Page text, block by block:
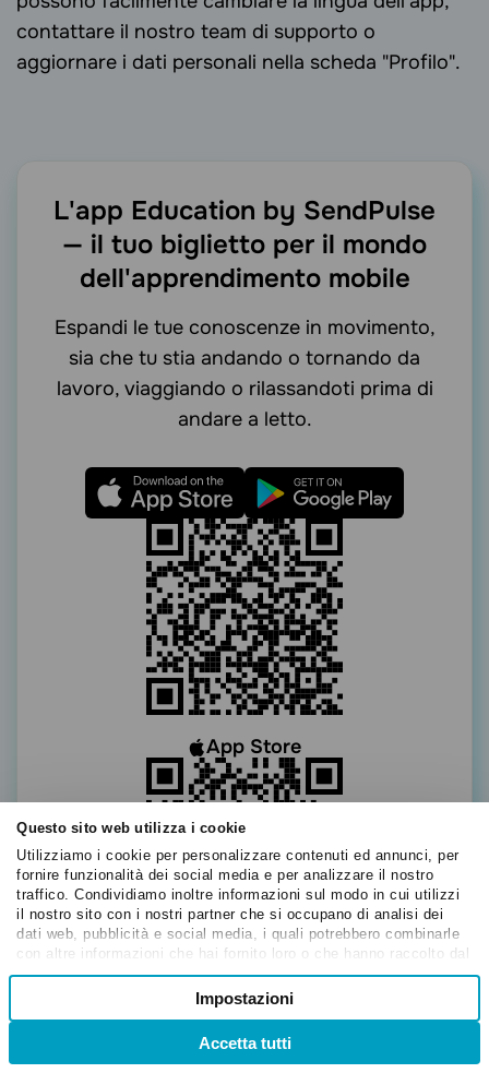
Questo sito web utilizza i cookie
Utilizziamo i cookie per personalizzare contenuti ed annunci, per
fornire funzionalità dei social media e per analizzare il nostro
traffico. Condividiamo inoltre informazioni sul modo in cui utilizzi
il nostro sito con i nostri partner che si occupano di analisi dei
dati web, pubblicità e social media, i quali potrebbero combinarle
con altre informazioni che hai fornito loro o che hanno raccolto dal
tuo utilizzo dei loro servizi.
Selezione
consenso
Preferenze
Impostazioni
Accetta tutti
contattare il nostro team di supporto o
aggiornare i dati personali nella scheda "Profilo".
L'app Education by SendPulse
— il tuo biglietto per il mondo
dell'apprendimento mobile
Espandi le tue conoscenze in movimento,
sia che tu stia andando o tornando da
lavoro, viaggiando o rilassandoti prima di
andare a letto.
App Store
Google Play